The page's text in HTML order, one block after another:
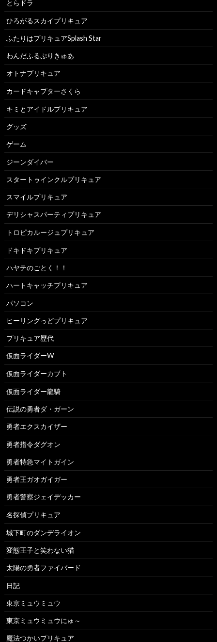
とらドラ
ひろがるスカイプリキュア
ふたりはプリキュアSplash Star
わんだふるぷりきゅあ
オトナプリキュア
カードキャプターさくら
キミとアイドルプリキュア
グッズ
ゲーム
ジーンダイバー
スタートゥインクルプリキュア
スマイルプリキュア
デリシャスパーティプリキュア
トロピカルージュプリキュア
ドキドキプリキュア
ハヤテのごとく！！
ハートキャッチプリキュア
パソコン
ヒーリングっどプリキュア
プリキュア歴代
仮面ライダーW
仮面ライダーカブト
仮面ライダー龍騎
伝説の勇者ダ・ガーン
勇者エクスカイザー
勇者指令ダグオン
勇者特急マイトガイン
勇者王ガオガイガー
勇者警察ジェイデッカー
名探偵プリキュア
城下町のダンデライオン
変態王子と笑わない猫
太陽の勇者ファイバード
日記
東京ミュウミュウ
東京ミュウミュウにゅ～
魔法つかいプリキュア